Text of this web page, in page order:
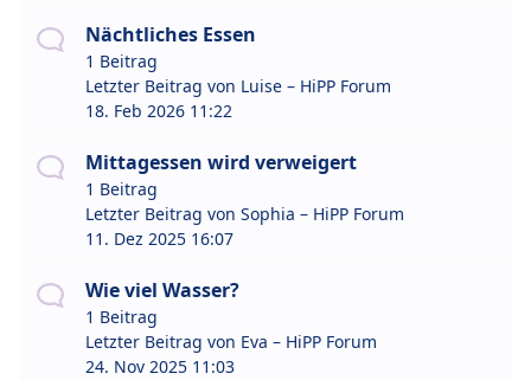
Nächtliches Essen
1 Beitrag
Letzter Beitrag von Luise – HiPP Forum
18. Feb 2026 11:22
Mittagessen wird verweigert
1 Beitrag
Letzter Beitrag von Sophia – HiPP Forum
11. Dez 2025 16:07
Wie viel Wasser?
1 Beitrag
Letzter Beitrag von Eva – HiPP Forum
24. Nov 2025 11:03